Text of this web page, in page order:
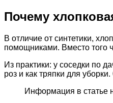
Почему
В отличие от синтетики,
помощниками. Вместо того
Из практики: у соседки по
роз и как тряпки для
Информация в статье